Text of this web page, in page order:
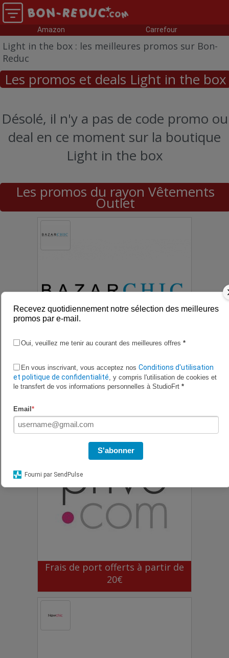
Amazon Carrefour
Light in the box : les meilleures promos sur Bon-
Reduc
Les promos et deals Light in the box
Désolé, il n'y a pas de code promo ou
deal en ce moment sur la boutique
Light in the box
Les promos du rayon Vêtements
Outlet
Jusqu'à -70% sur vos grandes
marques préférées sur BazarChic
Frais de port offerts à partir de
20€
Recevez quotidiennement notre sélection des meilleures
promos par e-mail.
Oui, veuillez me tenir au courant des meilleures offres *
En vous inscrivant, vous acceptez nos Conditions d'utilisation
et politique de confidentialité , y compris l'utilisation de cookies et
le transfert de vos informations personnelles à StudioFrt *
Email *
S'abonner
Fourni par SendPulse